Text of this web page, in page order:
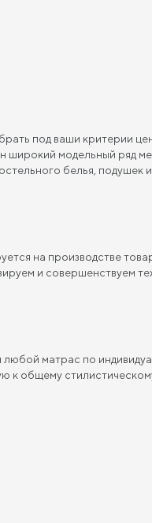
под ваши критерии
широкий модельный ряд
белья, подушек
на производстве
и совершенствуем
матрас по
к общему